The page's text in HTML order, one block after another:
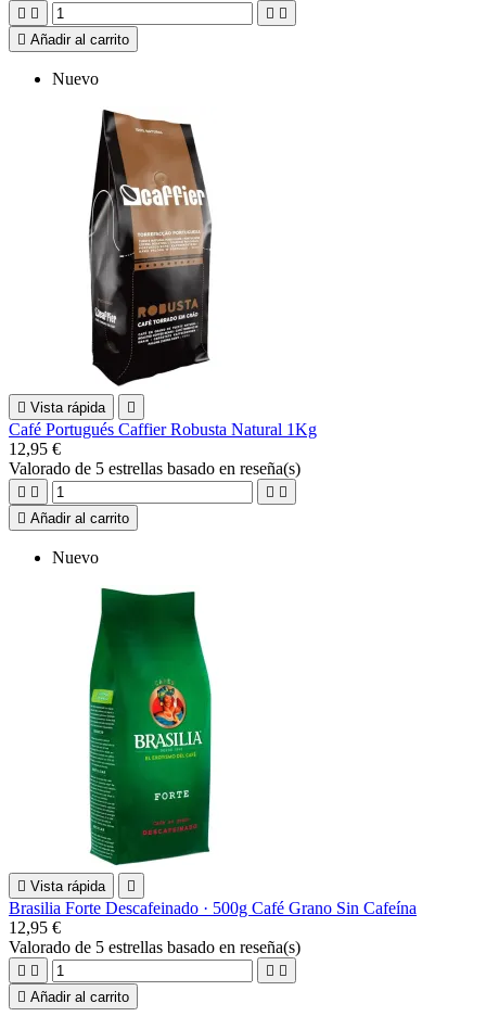
   
 Añadir al carrito
Nuevo
 Vista rápida 
Café Portugués Caffier Robusta Natural 1Kg
12,95 €
Valorado de 5 estrellas basado en reseña(s)
   
 Añadir al carrito
Nuevo
 Vista rápida 
Brasilia Forte Descafeinado · 500g Café Grano Sin Cafeína
12,95 €
Valorado de 5 estrellas basado en reseña(s)
   
 Añadir al carrito